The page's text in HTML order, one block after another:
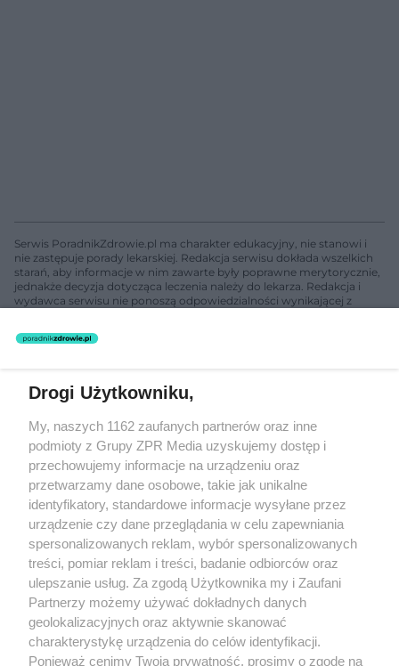
Serwis PoradnikZdrowie.pl ma charakter edukacyjny, nie stanowi i
nie zastępuje porady lekarskiej. Redakcja serwisu dokłada wszelkich
starań, aby informacje w nim zawarte były poprawne merytorycznie,
jednakże decyzja dotycząca leczenia należy do lekarza. Redakcja i
wydawca serwisu nie ponoszą odpowiedzialności wynikającej z
świadczeń zdrowotnych w rozumieniu art. 3 ust 1 ustawy o
rozpowszechniany lub dalej rozpowszechniany w jakikolwiek sposób
(w tym także elektroniczny lub mechaniczny) na jakimkolwiek polu
eksploatacji w jakiejkolwiek formie, włącznie z umieszczaniem w
Internecie bez pisemnej zgody właściciela praw. Jakiekolwiek użycie
lub wykorzystanie utworów w całości lub w części z naruszeniem
prawa, tzn. bez właściwej zgody, jest zabronione pod groźbą kary i
może być ścigane prawnie.
O nas
Drogi Użytkowniku,
My, naszych 1162 zaufanych partnerów oraz inne
podmioty z Grupy ZPR Media uzyskujemy dostęp i
przechowujemy informacje na urządzeniu oraz
przetwarzamy dane osobowe, takie jak unikalne
identyfikatory, standardowe informacje wysyłane przez
urządzenie czy dane przeglądania w celu zapewniania
spersonalizowanych reklam, wybór spersonalizowanych
treści, pomiar reklam i treści, badanie odbiorców oraz
ulepszanie usług. Za zgodą Użytkownika my i Zaufani
Partnerzy możemy używać dokładnych danych
geolokalizacyjnych oraz aktywnie skanować
charakterystykę urządzenia do celów identyfikacji.
Ponieważ cenimy Twoją prywatność, prosimy o zgodę na